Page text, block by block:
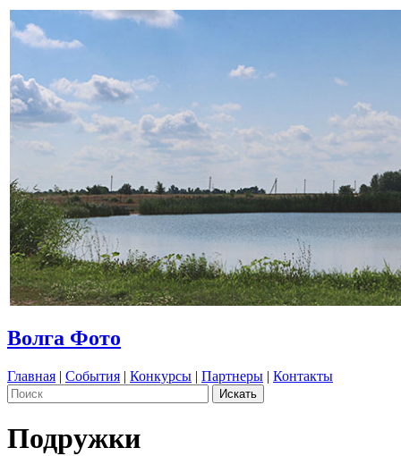
Волга Фото
Главная | События | Конкурсы | Партнеры | Контакты
Подружки